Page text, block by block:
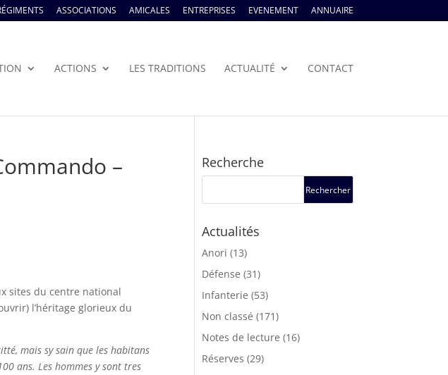
ASSOCIATIONS AMICALES ENTREPRISES EVENEMENT ANNUAIRE
ACTIONS LES TRADITIONS ACTUALITÉ CONTACT
–
sites du centre national
l’héritage glorieux du
mais sy sain que les habitans
ans. Les hommes y sont tres
Recherche
Actualités
Anori (13)
Défense (31)
Infanterie (53)
Non classé (171)
Notes de lecture (16)
Réserves (29)